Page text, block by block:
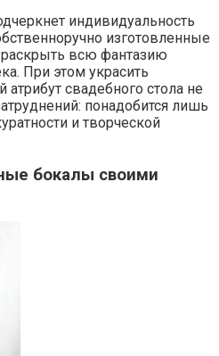
индивидуальность
изготовленные
всю фантазию
При этом украсить
свадебного стола не
понадобится лишь
и творческой
бокалы своими